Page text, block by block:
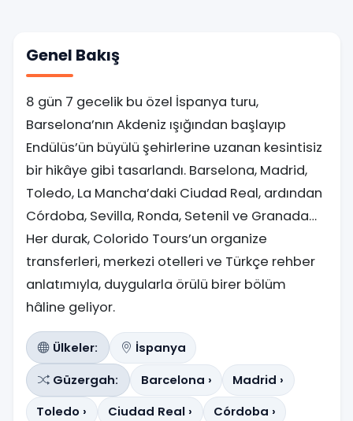
Genel Bakış
8 gün 7 gecelik bu özel İspanya turu,
Barselona’nın Akdeniz ışığından başlayıp
Endülüs’ün büyülü şehirlerine uzanan kesintisiz
bir hikâye gibi tasarlandı. Barselona, Madrid,
Toledo, La Mancha’daki Ciudad Real, ardından
Córdoba, Sevilla, Ronda, Setenil ve Granada…
Her durak, Colorido Tours’un organize
transferleri, merkezi otelleri ve Türkçe rehber
anlatımıyla, duygularla örülü birer bölüm
hâline geliyor.
Ülkeler:
İspanya
Güzergah:
Barcelona ›
Madrid ›
Toledo ›
Ciudad Real ›
Córdoba ›